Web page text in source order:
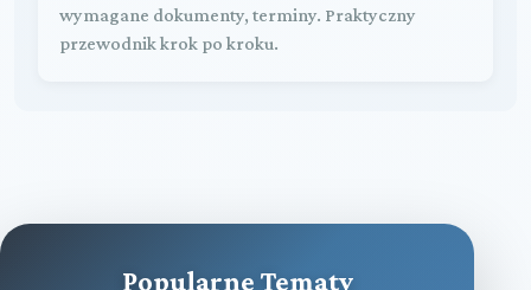
wymagane dokumenty, terminy. Praktyczny
przewodnik krok po kroku.
Popularne Tematy